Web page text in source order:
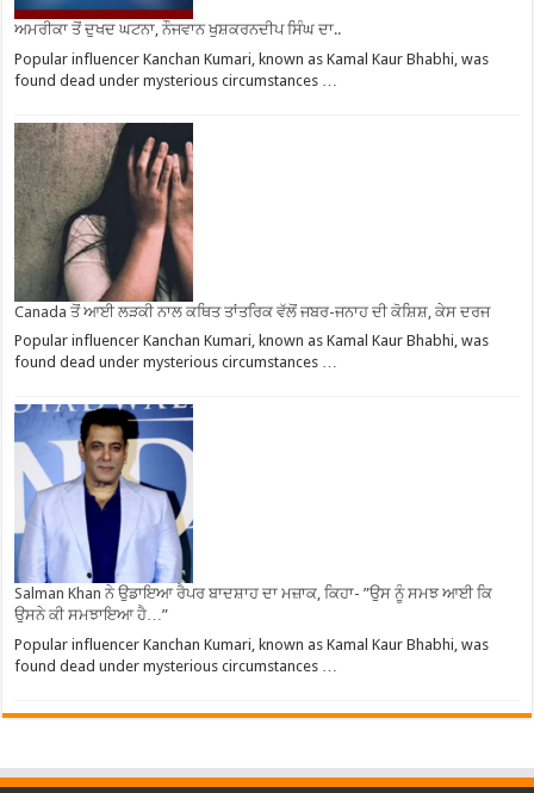
ਅਮਰੀਕਾ ਤੋਂ ਦੁਖਦ ਘਟਨਾ, ਨੌਜਵਾਨ ਖੁਸ਼ਕਰਨਦੀਪ ਸਿੰਘ ਦਾ..
Popular influencer Kanchan Kumari, known as Kamal Kaur Bhabhi, was
found dead under mysterious circumstances …
Canada ਤੋਂ ਆਈ ਲੜਕੀ ਨਾਲ ਕਥਿਤ ਤਾਂਤਰਿਕ ਵੱਲੋਂ ਜਬਰ-ਜਨਾਹ ਦੀ ਕੋਸ਼ਿਸ਼, ਕੇਸ ਦਰਜ
Popular influencer Kanchan Kumari, known as Kamal Kaur Bhabhi, was
found dead under mysterious circumstances …
Salman Khan ਨੇ ਉਡਾਇਆ ਰੈਪਰ ਬਾਦਸ਼ਾਹ ਦਾ ਮਜ਼ਾਕ, ਕਿਹਾ- ”ਉਸ ਨੂੰ ਸਮਝ ਆਈ ਕਿ
ਉਸਨੇ ਕੀ ਸਮਝਾਇਆ ਹੈ…”
Popular influencer Kanchan Kumari, known as Kamal Kaur Bhabhi, was
found dead under mysterious circumstances …